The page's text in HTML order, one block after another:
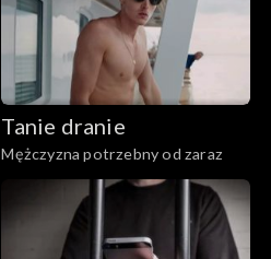
Tanie dranie
Mężczyzna potrzebny od zaraz